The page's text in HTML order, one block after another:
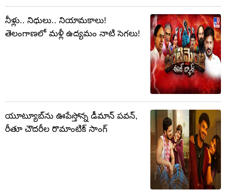
నీళ్లు.. నిధులు.. నియామకాలు!
తెలంగాణలో మళ్లీ ఉద్యమం నాటి సెగలు!
యూట్యూబ్‌ను ఊపేస్తోన్న డీమాన్ పవన్,
రీతూ చౌదరీల రొమాంటిక్ సాంగ్